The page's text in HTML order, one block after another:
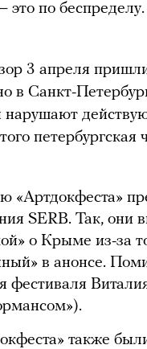
по
3 апреля
в Санкт-
нарушают
«Артдокфеста»
SERB. Так, они
о Крыме из-за
в анонсе.
фестиваля
также